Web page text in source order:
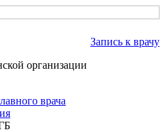
Запись к врачу
организации
врача